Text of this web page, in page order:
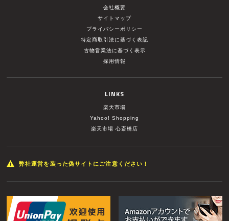
会社概要
サイトマップ
プライバシーポリシー
特定商取引法に基づく表記
古物営業法に基づく表示
採用情報
LINKS
楽天市場
Yahoo! Shopping
楽天市場 心斎橋店
弊社運営を装った偽サイトにご注意ください！